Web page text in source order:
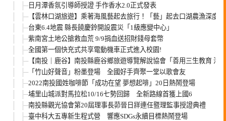
日月潭香氛引導師授證 手作香水2.0正式發表
【雲林口湖旅遊】乘著海風藝起去旅行！「藝」起去口湖農漁深度
台東6.4地震 縣長饒慶鈴開設震災「1級應變中心」
紫南宮土地公搶救血荒 9/9捐血送招財錢母套幣
全國第一個快充式共享電動機車正式進入校園!
【南投｜鹿谷】南投縣鹿谷鄉旅遊導覽解說協會「善用三生教育 活
「竹山好聲音」粉墨登場 全國好手齊聚一堂以歌會友
2022南投國姓咖啡節「成功在望 夢想起啡」20日熱鬧登場
埔里山城派對馬拉松10/16七勢回歸 全新路線首獲上國6
南投縣觀光協會第20屆理事長茆晉日牂連任暨理監事授證典禮
臺中科大五專新生程式營 響應SDGs永續目標熱鬧登場